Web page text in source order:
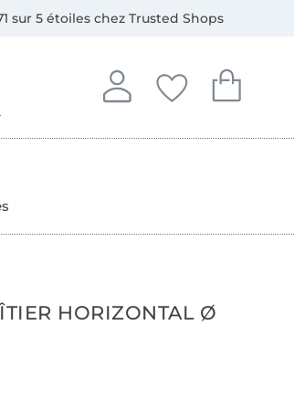
sur 5 étoiles chez Trusted Shops
Se connecter
Se connecter à votre
Mes favoris
Vous avez
Mon
Vous avez
HORIZONTAL Ø